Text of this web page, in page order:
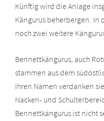
Künftig wird die Anlage
Kängurus beherbergen. In
noch zwei weitere
Bennettkängurus, auch
stammen aus dem
Ihren Namen verdanken
Nacken- und
Bennettkängurus ist nicht